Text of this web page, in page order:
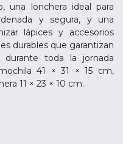
una lonchera ideal para
y segura, y una
lápices y accesorios
durables que garantizan
toda la jornada
41 × 31 × 15 cm,
11 × 23 × 10 cm.